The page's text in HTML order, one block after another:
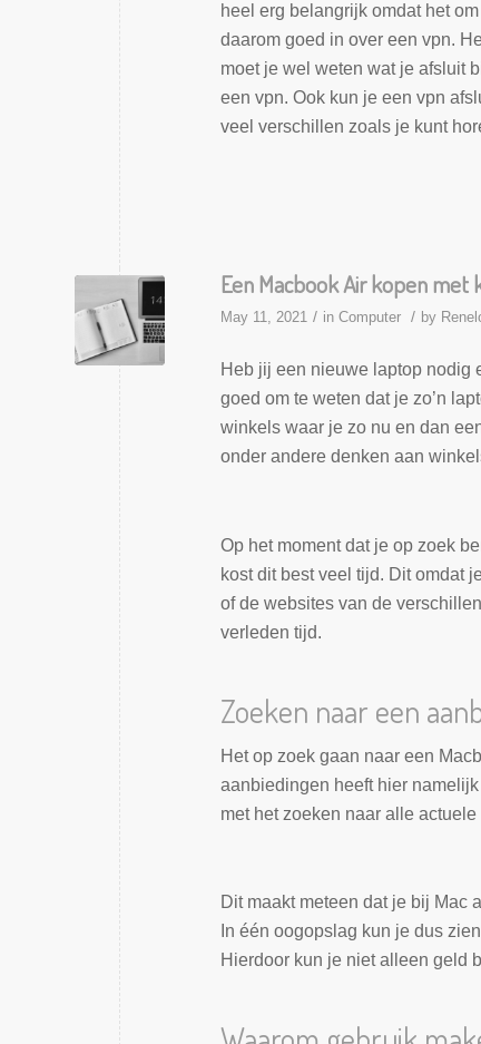
heel erg belangrijk omdat het
daarom goed in over een vpn.
moet je wel weten wat je afsluit
een vpn. Ook kun je een vpn
veel verschillen zoals je kunt
Een Macbook Air kopen met
May 11, 2021 / in Computer / by
Heb jij een nieuwe laptop nodig
goed om te weten dat je zo’n
winkels waar je zo nu en dan
onder andere denken aan
Op het moment dat je op zoek
kost dit best veel tijd. Dit omdat
of de websites van de
verleden tijd.
Zoeken naar een
Het op zoek gaan naar een
aanbiedingen heeft hier
met het zoeken naar alle
Dit maakt meteen dat je bij Mac
In één oogopslag kun je dus
Hierdoor kun je niet alleen geld